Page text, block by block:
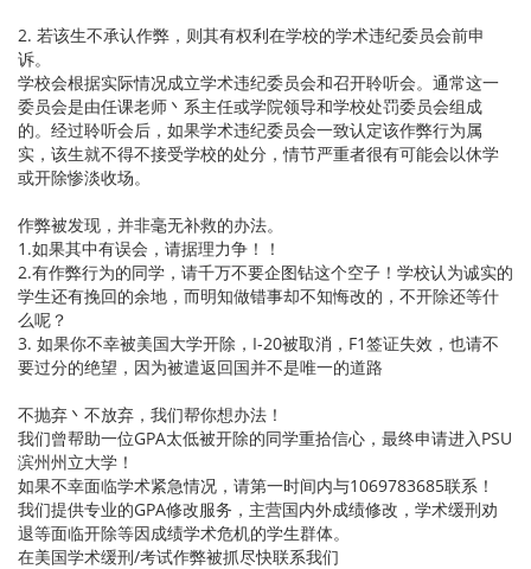
2. 若该生不承认作弊，则其有权利在学校的学术违纪委员会前申
诉。
学校会根据实际情况成立学术违纪委员会和召开聆听会。通常这一
委员会是由任课老师丶系主任或学院领导和学校处罚委员会组成
的。经过聆听会后，如果学术违纪委员会一致认定该作弊行为属
实，该生就不得不接受学校的处分，情节严重者很有可能会以休学
或开除惨淡收场。
作弊被发现，并非毫无补救的办法。
1.如果其中有误会，请据理力争！！
2.有作弊行为的同学，请千万不要企图钻这个空子！学校认为诚实的
学生还有挽回的余地，而明知做错事却不知悔改的，不开除还等什
么呢？
3. 如果你不幸被美国大学开除，I-20被取消，F1签证失效，也请不
要过分的绝望，因为被遣返回国并不是唯一的道路
不抛弃丶不放弃，我们帮你想办法！
我们曾帮助一位GPA太低被开除的同学重拾信心，最终申请进入PSU
滨州州立大学！
如果不幸面临学术紧急情况，请第一时间内与1069783685联系！
我们提供专业的GPA修改服务，主营国内外成绩修改，学术缓刑劝
退等面临开除等因成绩学术危机的学生群体。
在美国学术缓刑/考试作弊被抓尽快联系我们